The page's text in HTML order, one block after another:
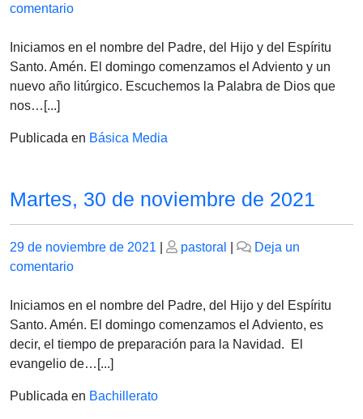
el
comentarioen
30
de
noviembre
Iniciamos en el nombre del Padre, del Hijo y del Espíritu
Santo. Amén. El domingo comenzamos el Adviento y un
nuevo año litúrgico. Escuchemos la Palabra de Dios que
nos…[...]
Publicada en Básica Media
Martes, 30 de noviembre de 2021
Publicado
el
29 de noviembre de 2021
Publicado
pastoral
Deja un
comentarioen
30
de
noviembre
de
Iniciamos en el nombre del Padre, del Hijo y del Espíritu
Santo. Amén. El domingo comenzamos el Adviento, es
decir, el tiempo de preparación para la Navidad. El
evangelio de…[...]
Publicada en Bachillerato